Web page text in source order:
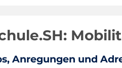
Anregungen und